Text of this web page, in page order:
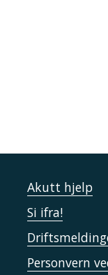
Akutt hjelp
Si ifra!
Personvern